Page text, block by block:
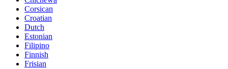
Corsican
Croatian
Dutch
Estonian
Filipino
Finnish
Frisian